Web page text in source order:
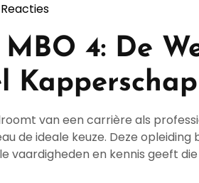
4: De
Kapperschap
van een carrière als
de ideale keuze. Deze opleiding
vaardigheden en kennis geeft